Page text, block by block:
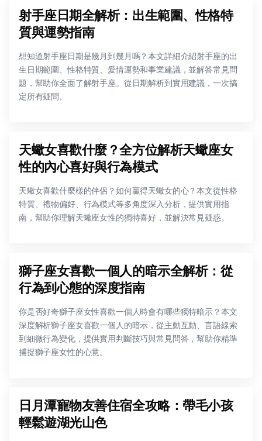
射手座日期全解析：出生範圍、性格特
質與運勢指南
想知道射手座日期是幾月到幾月嗎？本文詳細介紹射手座的出
生日期範圍、性格特質、愛情運勢和事業建議，並解答常見問
題，幫助你全面了解射手座。從日期解析到實用建議，一次搞
定所有疑問。
天蠍女喜歡什麼？全方位解析天蠍座女
性的內心喜好與行為模式
天蠍女喜歡什麼樣的伴侶？如何贏得天蠍女的心？本文從性格
特質、禮物偏好、行為模式等多角度深入分析，提供實用指
南，幫助你理解天蠍座女性的獨特喜好，並解決常見疑惑。
獅子座女喜歡一個人的暗示全解析：從
行為到心態的深度指南
你是否好奇獅子座女性喜歡一個人時會有哪些獨特暗示？本文
深度解析獅子座女喜歡一個人的暗示，從主動互動、言語線索
到細微行為變化，提供實用判斷技巧與常見問答，幫助你精準
捕捉獅子座女性的心意。
日月潭寵物友善住宿全攻略：帶毛小孩
輕鬆遊湖光山色